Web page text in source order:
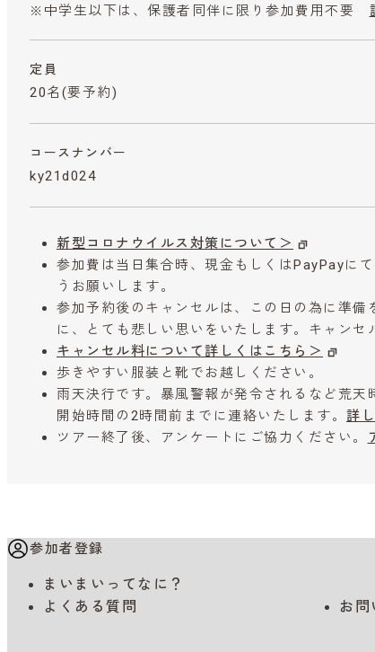
※中学生以下は、保護者同伴に限り参加費用不要
定員
20名(要予約)
コースナンバー
ky21d024
新型コロナウイルス対策について＞
参加費は当日集合時、現金もしくはPayPayに
うお願いします。
参加予約後のキャンセルは、この日の為に準備
に、とても悲しい思いをいたします。キャンセ
キャンセル料について詳しくはこちら＞
歩きやすい服装と靴でお越しください。
雨天決行です。暴風警報が発令されるなど荒天
開始時間の2時間前までに連絡いたします。 詳
ツアー終了後、アンケートにご協力ください。
参加者登録
まいまいってなに？
よくある質問
お問